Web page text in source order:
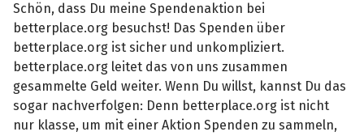
Schön, dass Du meine Spendenaktion bei
betterplace.org besuchst! Das Spenden über
betterplace.org ist sicher und unkompliziert.
betterplace.org leitet das von uns zusammen
gesammelte Geld weiter. Wenn Du willst, kannst Du das
sogar nachverfolgen: Denn betterplace.org ist nicht
nur klasse, um mit einer Aktion Spenden zu sammeln,